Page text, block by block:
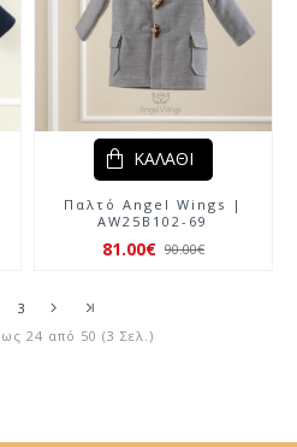
Παλτό Angel Wings |
AW25B102-69
81.00€ 90.00€
ΚΑΛΆΘΙ
3
24 από 50 (3 Σελ.)